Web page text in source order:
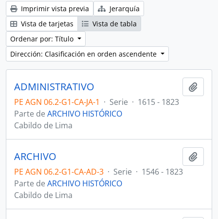
Imprimir vista previa
Jerarquía
Vista de tarjetas
Vista de tabla
Ordenar por: Título
Dirección: Clasificación en orden ascendente
ADMINISTRATIVO
PE AGN 06.2-G1-CA-JA-1 · Serie · 1615 - 1823
Parte de ARCHIVO HISTÓRICO
Cabildo de Lima
ARCHIVO
PE AGN 06.2-G1-CA-AD-3 · Serie · 1546 - 1823
Parte de ARCHIVO HISTÓRICO
Cabildo de Lima